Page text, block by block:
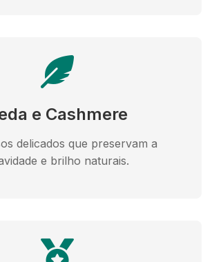
e Cashmere
delicados que preservam a
e brilho naturais.